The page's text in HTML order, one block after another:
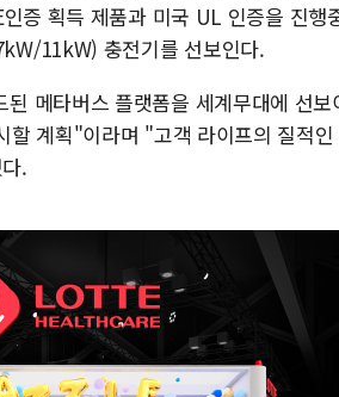
증 획득 제품과 미국 UL 인증을 진행
11kW) 충전기를 선보인다.
메타버스 플랫폼을 세계무대에 선
계획"이라며 "고객 라이프의 질적
.